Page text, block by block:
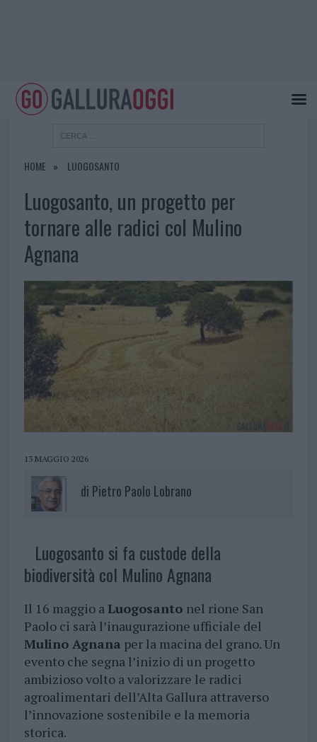
HOME LUOGOSANTO
Luogosanto, un progetto per
tornare alle radici col Mulino
Agnana
13 MAGGIO 2026
di Pietro Paolo Lobrano
Luogosanto si fa custode della
biodiversità col Mulino Agnana
Il 16 maggio aLuogosanto nel rione San
Paolo ci sarà l’inaugurazione ufficiale del
Mulino Agnana per la macina del grano. Un
evento che segna l’inizio di un progetto
ambizioso volto a valorizzare le radici
agroalimentari dell’Alta Gallura attraverso
l’innovazione sostenibile e la memoria
storica.